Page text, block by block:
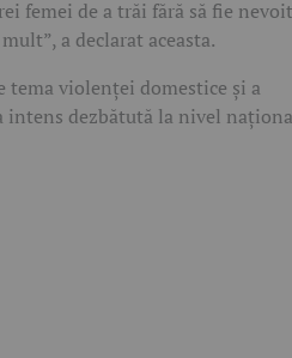
femei de a trăi fără să fie
a declarat aceasta.
violenței domestice și a
intens dezbătută la nivel